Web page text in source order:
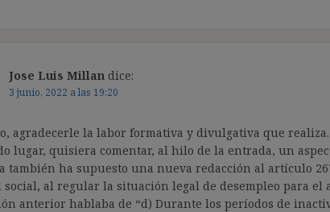
Jose Luis Millan dice:
3 junio, 2022 a las 19:20
agradecerle la labor formativa y divulgativa que realiza.
lugar, quisiera comentar, al hilo de la entrada, un
también ha supuesto una nueva redacción al artículo
social, al regular la situación legal de desempleo para el
anterior hablaba de “d) Durante los períodos de